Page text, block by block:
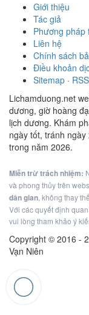
Giới thiệu
Tác giả
Phương pháp
Liên hệ
Chính sách
Điều khoản
Sitemap · RSS
Lichamduong.net
dương, giờ hoàng
lịch dương. Khám
ngày tốt, tránh
trong năm 2026.
Miễn trừ trách nhiệm:
và phong thủy trên
dân gian, không thay
Với các quyết định
vui lòng tham khảo ý
Copyright © 2016 -
Vạn Niên